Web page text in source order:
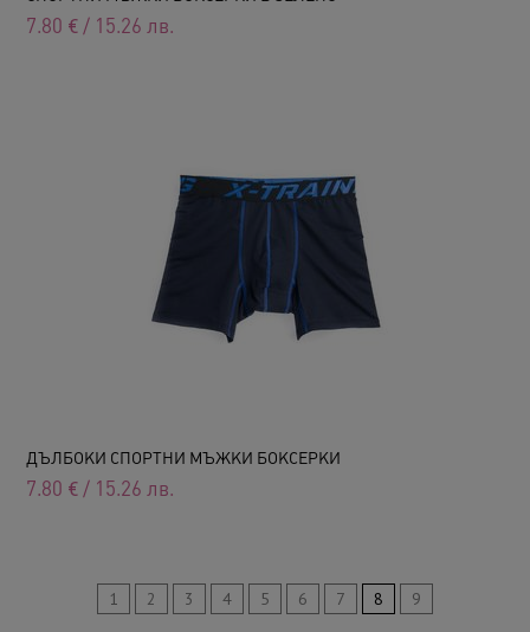
7.80 € / 15.26 лв.
ДЪЛБОКИ СПОРТНИ МЪЖКИ БОКСЕРКИ
7.80 € / 15.26 лв.
1 2 3 4 5 6 7 8 9